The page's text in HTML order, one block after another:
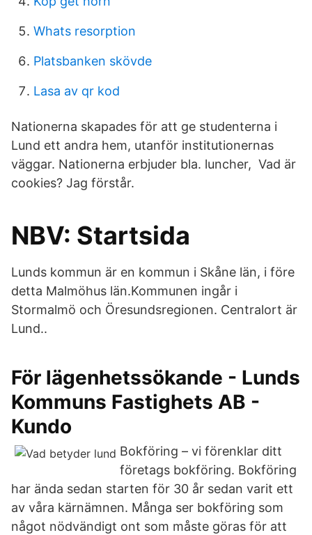
Whats resorption
Platsbanken skövde
Lasa av qr kod
Nationerna skapades för att ge studenterna i
Lund ett andra hem, utanför institutionernas
väggar. Nationerna erbjuder bla. luncher, Vad är
cookies? Jag förstår.
NBV: Startsida
Lunds kommun är en kommun i Skåne län, i före
detta Malmöhus län.Kommunen ingår i
Stormalmö och Öresundsregionen. Centralort är
Lund..
För lägenhetssökande - Lunds
Kommuns Fastighets AB -
Kundo
Bokföring – vi förenklar ditt
företags bokföring. Bokföring
har ända sedan starten för 30 år sedan varit ett
av våra kärnämnen. Många ser bokföring som
något nödvändigt ont som måste göras för att